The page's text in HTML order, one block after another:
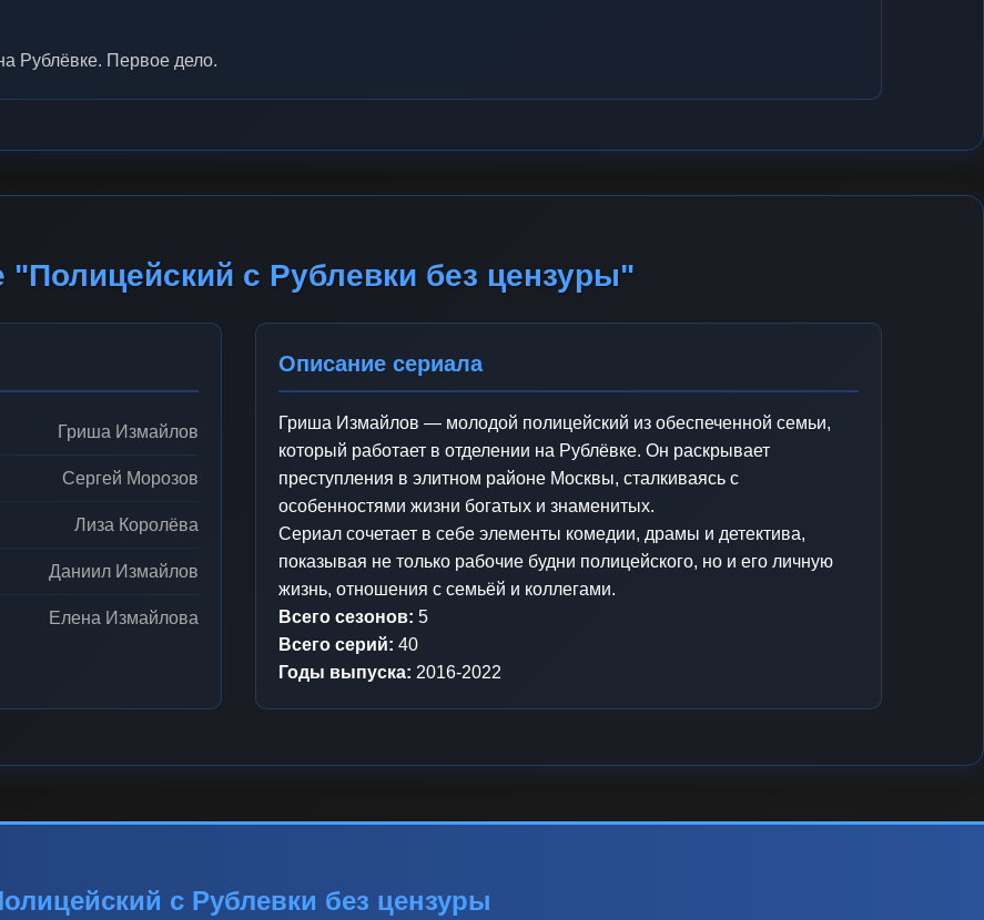
Рублёвке. Первое дело.
"Полицейский с Рублевки без цензуры"
Гриша Измайлов
Сергей Морозов
Лиза Королёва
Даниил Измайлов
Елена Измайлова
Описание сериала
Гриша Измайлов — молодой полицейский из обеспеченной семьи,
который работает в отделении на Рублёвке. Он раскрывает
преступления в элитном районе Москвы, сталкиваясь с
особенностями жизни богатых и знаменитых.
Сериал сочетает в себе элементы комедии, драмы и детектива,
показывая не только рабочие будни полицейского, но и его личную
жизнь, отношения с семьёй и коллегами.
Всего сезонов: 5
Всего серий: 40
Годы выпуска: 2016-2022
с Рублевки без цензуры